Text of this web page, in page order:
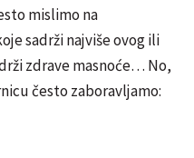
mislimo na
sadrži najviše ovog ili
zdrave masnoće… No,
često zaboravljamo: